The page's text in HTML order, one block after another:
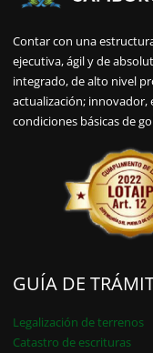
Contar con una
ejecutiva, ágil y de
integrado, de alto nivel
actualización; innovador,
condiciones básicas de
GUÍA DE
Legalización de terrenos
Catastro de escrituras